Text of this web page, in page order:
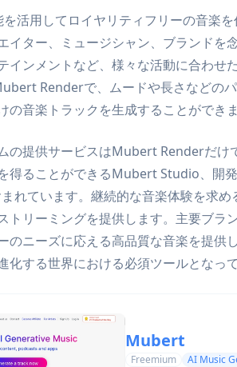
を活用してロイヤリティフリーの音楽
イター、ミュージシャン、ブランドを
インメントなど、様々な活動に合わせ
Renderで、ムードや長さなどの
の音楽トラックを生成することができま
の提供サービスはMubert Renderだけ
得ることができるMubert Studio、開
れています。継続的な音楽体験を求
トリーミングを提供します。主要ブ
のニーズに応える高品質な音楽を提供
化する世界における必須ツールとなって
Mubert
Freemium AI Music